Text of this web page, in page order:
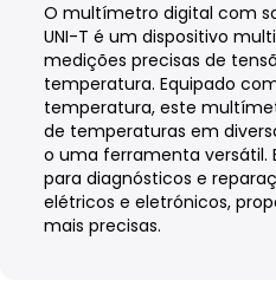
O multímetro digital com
UNI-T é um dispositivo
medições precisas de
temperatura. Equipado
temperatura, este
de temperaturas em
o uma ferramenta versátil.
para diagnósticos e
elétricos e eletrónicos,
mais precisas.